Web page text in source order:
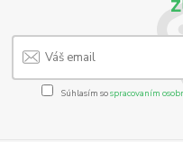
Súhlasím sospracovaním